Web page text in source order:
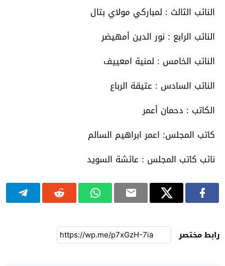
النائب الثالث : لمباركي مولاي بتال
النائب الرابع : نور الدين أمهيضر
النائب الخامس : لمنية امعييف
النائب السادس : عتيقة الرباع
الكاتب : دحمان أعمر
كاتب المجلس: اعمر ابراهيم السالم
نائب كاتب المجلس : عائشة السويد
رابط مختصر